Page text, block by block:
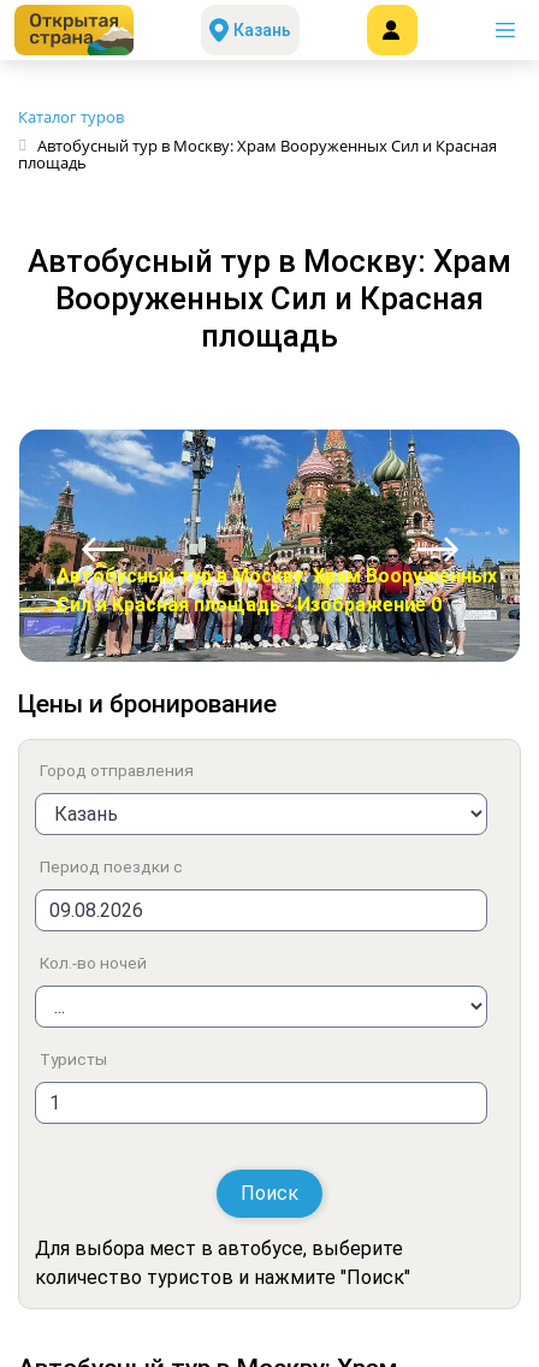
Казань
Каталог туров
Автобусный тур в Москву: Храм Вооруженных Сил и Красная
площадь
Автобусный тур в Москву: Храм
Вооруженных Сил и Красная
площадь
Автобусный тур в Москву: Храм Вооруженных
Сил и Красная площадь - Изображение 0
Цены и бронирование
Город отправления
Период поездки с
Кол.-во ночей
Туристы
Поиск
Для выбора мест в автобусе, выберите
количество туристов и нажмите "Поиск"